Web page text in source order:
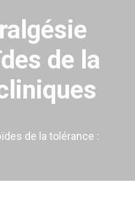
de la
de la tolérance :